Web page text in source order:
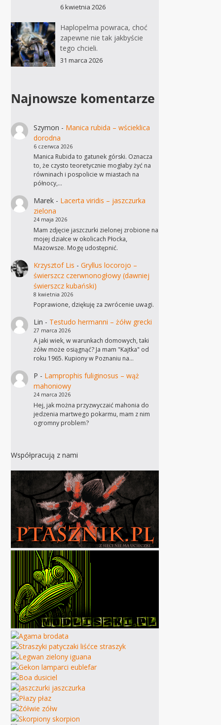
6 kwietnia 2026
Haplopelma powraca, choć
zapewne nie tak jakbyście
tego chcieli.
31 marca 2026
Najnowsze komentarze
Szymon - Manica rubida – wścieklica
dorodna
6 czerwca 2026
Manica Rubida to gatunek górski. Oznacza
to, że czysto teoretycznie mogłaby żyć na
równinach i pospolicie w miastach na
północy,…
Marek- Lacerta viridis – jaszczurka
zielona
24 maja 2026
Mam zdjęcie jaszczurki zielonej zrobione na
mojej działce w okolicach Płocka,
Mazowsze. Mogę udostępnić.
Krzysztof Lis - Gryllus locorojo –
świerszcz czerwnonogłowy (dawniej
świerszcz kubański)
8 kwietnia 2026
Poprawione, dziękuję za zwrócenie uwagi.
Lin - Testudo hermanni – żółw grecki
27 marca 2026
A jaki wiek, w warunkach domowych, taki
żółw może osiągnąć? Ja mam "Kajtka" od
roku 1965. Kupiony w Poznaniu na…
P - Lamprophis fuliginosus – wąż
mahoniowy
24 marca 2026
Hej, jak można przyzwyczaić mahonia do
jedzenia martwego pokarmu, mam z nim
ogromny problem?
Współpracują z nami